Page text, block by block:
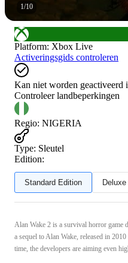
1/10
Platform: Xbox Live
Activeringsgids controleren
Kan niet worden geactiveerd
Controleer landbeperkingen
Regio: NIGERIA
Type: Sleutel
Edition:
Standard Edition
Alan Wake 2 is a survival horror game
a sequel to Alan Wake, released in
time, the developers are aiming even